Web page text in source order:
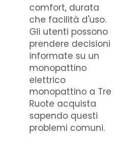
comfort, durata
che facilità d'uso.
Gli utenti possono
prendere decisioni
informate su un
monopattino
elettrico
monopattino a Tre
Ruote acquista
sapendo questi
problemi comuni.